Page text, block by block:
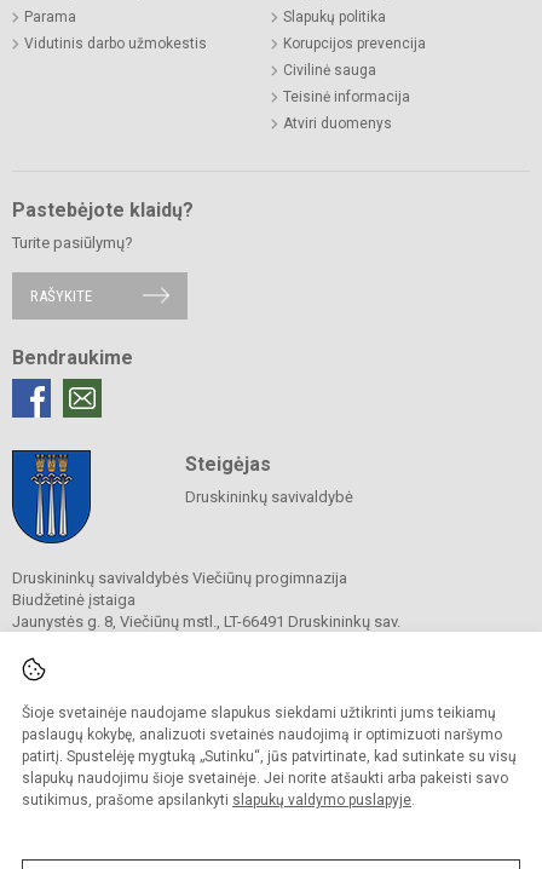
Šioje svetainėje naudojame slapukus siekdami užtikrinti jums teikiamų
paslaugų kokybę, analizuoti svetainės naudojimą ir optimizuoti naršymo
patirtį. Spustelėję mygtuką „Sutinku“, jūs patvirtinate, kad sutinkate su visų
slapukų naudojimu šioje svetainėje. Jei norite atšaukti arba pakeisti savo
sutikimus, prašome apsilankyti slapukų valdymo puslapyje.
Parama
Vidutinis darbo užmokestis
Slapukų politika
Korupcijos prevencija
Civilinė sauga
Teisinė informacija
Atviri duomenys
Pastebėjote klaidų?
Turite pasiūlymų?
RAŠYKITE
Bendraukime
Steigėjas
Druskininkų savivaldybė
Druskininkų savivaldybės Viečiūnų progimnazija
Biudžetinė įstaiga
Jaunystės g. 8, Viečiūnų mstl., LT-66491 Druskininkų sav.
El. p.
Duomenys kaupiami ir saugomi
Juridinių asmenų registre
Įstaigos kodas 190108418
El. pristatymo dėžutės adresas 190108418
Kopijuoti turinį be raštiško progimnazijos sutikimo griežtai draudžiama.